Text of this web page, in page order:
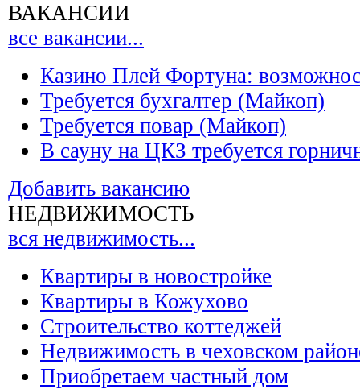
ВАКАНСИИ
все вакансии...
Казино Плей Фортуна:
Требуется бухгалтер (Майкоп)
Требуется повар (Майкоп)
В сауну на ЦКЗ требуется
Добавить вакансию
НЕДВИЖИМОСТЬ
вся недвижимость...
Квартиры в новостройке
Квартиры в Кожухово
Строительство коттеджей
Недвижимость в чеховском
Приобретаем частный дом